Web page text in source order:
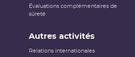
Évaluations complémentaires de
sûreté
Autres activités
Relations internationales